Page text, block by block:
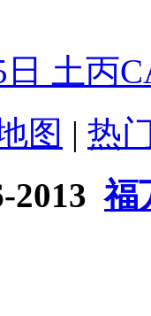
日 土丙
图 | 热
2013福